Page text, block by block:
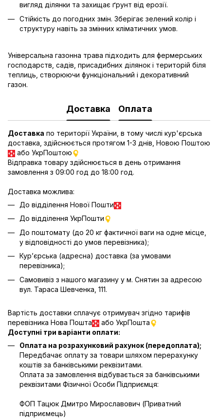
вигляд ділянки та захищає ґрунт від ерозії.
Стійкість до погодних змін. Зберігає зелений колір і
структуру навіть за змінних кліматичних умов.
Універсальна газонна трава підходить для фермерських
господарств, садів, присадибних ділянок і територій біля
теплиць, створюючи функціональний і декоративний
газон.
Доставка Оплата
Доставка по території України, в тому числі кур'єрська
доставка, здійснюється протягом 1-3 днів, Новою Поштою
або УкрПоштою
Відправка товару здійснюється в день отримання
замовлення з 09:00 год до 18:00 год.
Доставка можлива:
До відділення Нової Пошти
До відділення УкрПошти
До поштомату (до 20 кг фактичної ваги на одне місце,
у відповідності до умов перевізника);
Кур’єрська (адресна) доставка (за умовами
перевізника);
Самовивіз з нашого магазину у м. Снятин за адресою
вул. Тараса Шевченка, 111.
Вартість доставки сплачує отримувач згідно тарифів
перевізника Нова Пошта
або УкрПошта
Доступні три варіанти оплати:
Оплата на розрахунковий рахунок (передоплата);
Передбачає оплату за товари шляхом перерахунку
коштів за банківськими реквізитами.
Оплата за замовлення відбувається за банківськими
реквізитами Фізичної Особи Підприємця:
ФОП Тацюк Дмитро Мирославович (Приватний
пiдприємець)